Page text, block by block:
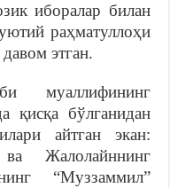
иборалар билан
раҳматуллоҳи
этган.
муаллифининг
қисқа бўлганидан
айтган экан:
Жалолайннинг
“Муззаммил”